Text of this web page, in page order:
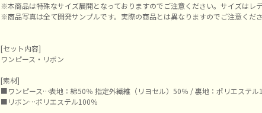
※本商品は特殊なサイズ展開となっておりますのでご注意ください。サイズはレデ
※商品写真は全て開発サンプルです。実際の商品とは異なりますのでご注意くださ
[セット内容]
ワンピース・リボン
[素材]
■ワンピース…表地：綿50％ 指定外繊維（リヨセル）50％ / 裏地：ポリエステル
■リボン…ポリエステル100％